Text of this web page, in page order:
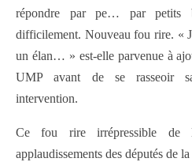
répondre par pe… par petits
difficilement. Nouveau fou rire. «
un élan… » est-elle parvenue à
UMP avant de se rasseoir
intervention.
Ce fou rire irrépressible de
applaudissements des députés de